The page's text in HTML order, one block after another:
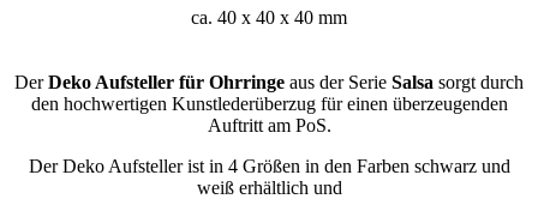
ca. 40 x 40 x 40 mm
DerDeko Aufsteller für Ohrringe aus der Serie Salsa sorgt durch
den hochwertigen Kunstlederüberzug für einen überzeugenden
Auftritt am PoS.
Der Deko Aufsteller ist in 4 Größen in den Farben schwarz und
weiß erhältlich und